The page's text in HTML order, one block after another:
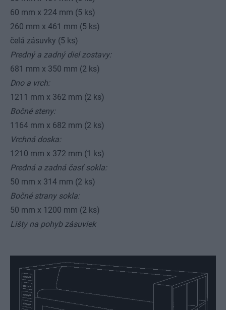
60 mm x 224 mm (5 ks)
260 mm x 461 mm (5 ks)
čelá zásuvky (5 ks)
Predný a zadný diel zostavy:
681 mm x 350 mm (2 ks)
Dno a vrch:
1211 mm x 362 mm (2 ks)
Bočné steny:
1164 mm x 682 mm (2 ks)
Vrchná doska:
1210 mm x 372 mm (1 ks)
Predná a zadná časť sokla:
50 mm x 314 mm (2 ks)
Bočné strany sokla:
50 mm x 1200 mm (2 ks)
Lišty na pohyb zásuviek